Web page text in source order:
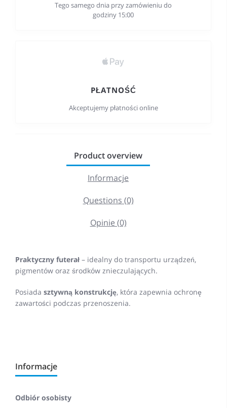
Tego samego dnia przy zamówieniu do
godziny 15:00
PŁATNOŚĆ
Akceptujemy płatności online
Product overview
Informacje
Questions (0)
Opinie (0)
Praktyczny futerał – idealny do transportu urządzeń,
pigmentów oraz środków znieczulających.
Posiada sztywną konstrukcję, która zapewnia ochronę
zawartości podczas przenoszenia.
Informacje
Odbiór osobisty